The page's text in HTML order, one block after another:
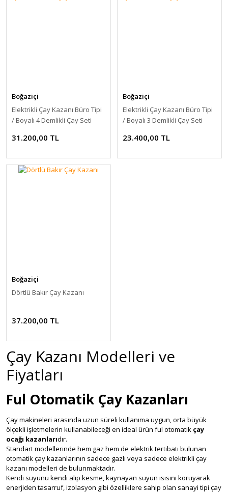
Boğaziçi
Elektrikli Çay Kazanı Büro Tipi
/ Boyalı 4 Demlikli Çay Seti
31.200,00 TL
Boğaziçi
Elektrikli Çay Kazanı Büro Tipi
/ Boyalı 3 Demlikli Çay Seti
23.400,00 TL
Boğaziçi
Dörtlü Bakır Çay Kazanı
37.200,00 TL
Çay Kazanı Modelleri ve
Fiyatları
Ful Otomatik Çay Kazanları
Çay makineleri arasında uzun süreli kullanıma uygun, orta büyük
ölçekli işletmelerin kullanabileceği en ideal ürün ful otomatik çay
ocağı kazanlarıdır.
Standart modellerinde hem gaz hem de elektrik tertibatı bulunan
otomatik çay kazanlarının sadece gazlı veya sadece elektrikli çay
kazanı modelleri de bulunmaktadır.
Kendi suyunu kendi alıp kesme, kaynayan suyun ısısını koruyarak
enerjiden tasarruf, izolasyon gibi özelliklere sahip olan sanayi tipi çay